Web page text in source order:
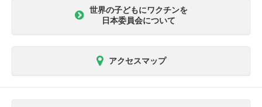
世界の子どもにワクチンを
日本委員会について
アクセスマップ